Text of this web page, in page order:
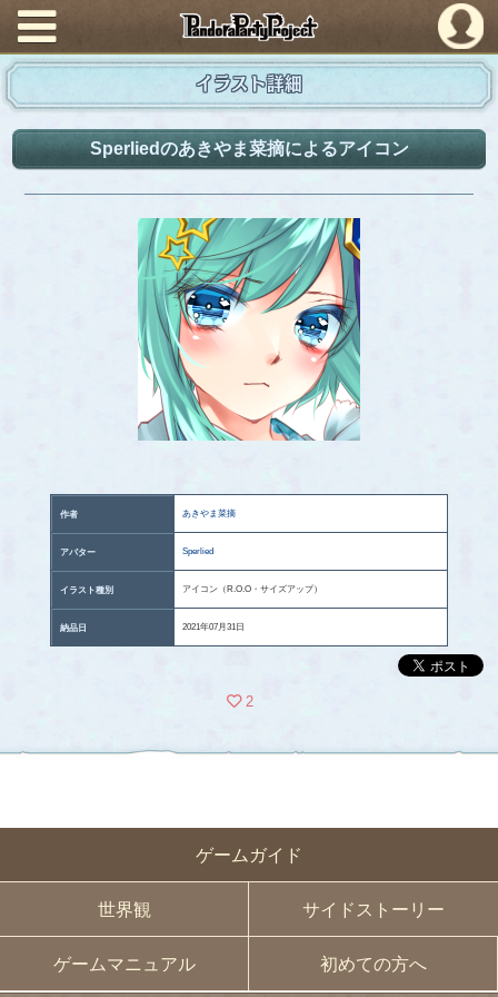
PandoraPartyProject
ゲームガイド
世界観 サイドストーリー
ゲームマニュアル 初めての方へ
イラスト詳細
Sperliedのあきやま菜摘によるアイコン
作者 あきやま菜摘
アバター Sperlied
イラスト種別 アイコン（R.O.O・サイズアップ）
納品日 2021年07月31日
2